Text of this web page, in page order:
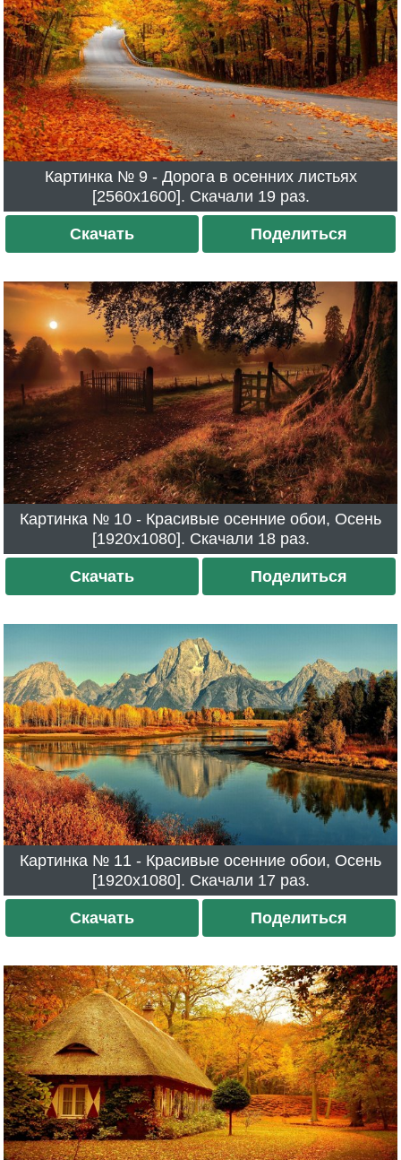
Картинка № 9 - Дорога в осенних листьях
[2560x1600]. Скачали 19 раз.
Скачать Поделиться
Картинка № 10 - Красивые осенние обои, Осень
[1920x1080]. Скачали 18 раз.
Скачать Поделиться
Картинка № 11 - Красивые осенние обои, Осень
[1920x1080]. Скачали 17 раз.
Скачать Поделиться